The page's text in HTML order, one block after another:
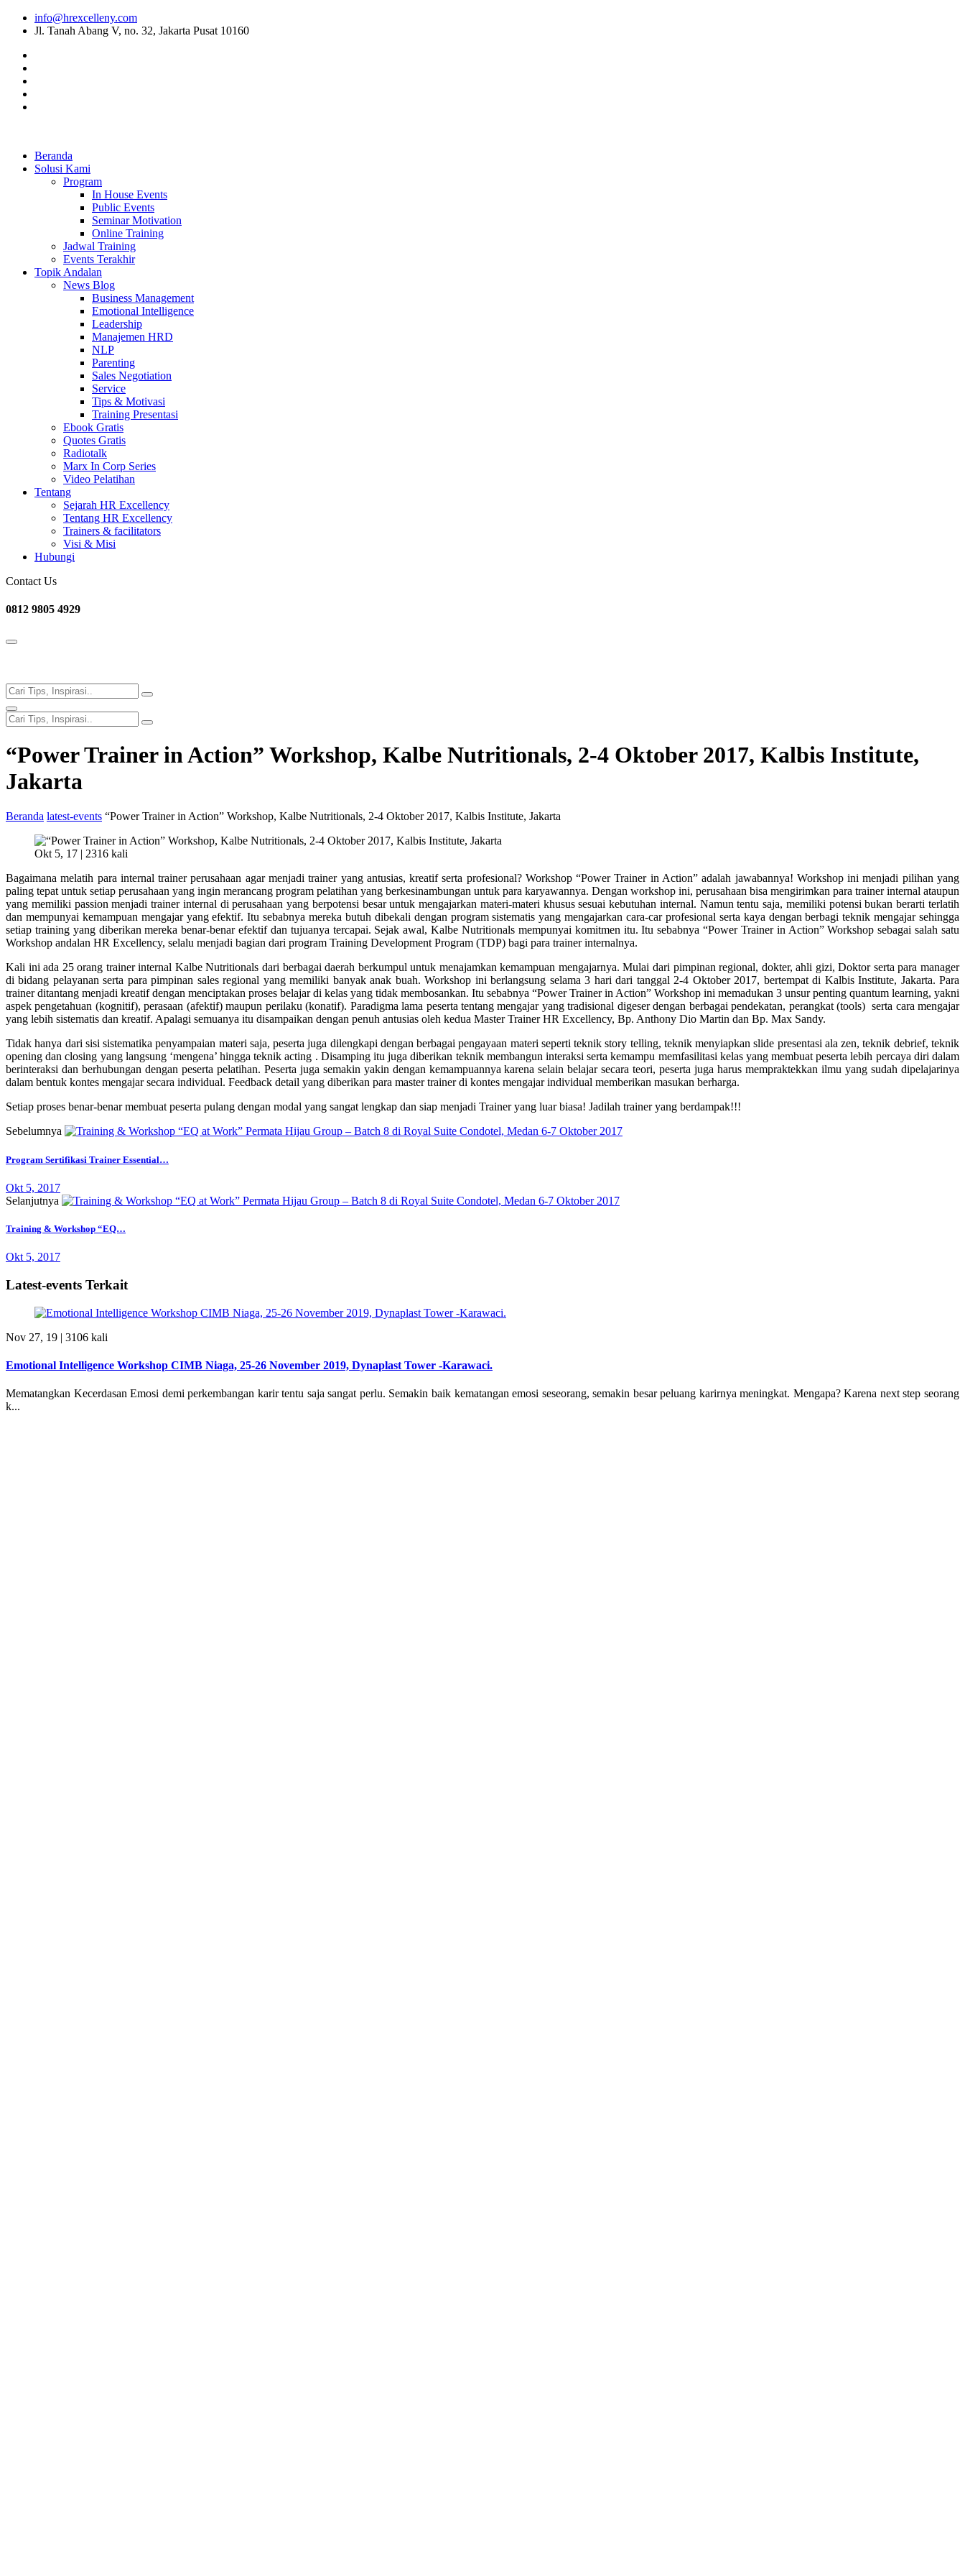
info@hrexcelleny.com
Jl. Tanah Abang V, no. 32, Jakarta Pusat 10160
Beranda
Solusi Kami
Program
In House Events
Public Events
Seminar Motivation
Online Training
Jadwal Training
Events Terakhir
Topik Andalan
News Blog
Business Management
Emotional Intelligence
Leadership
Manajemen HRD
NLP
Parenting
Sales Negotiation
Service
Tips & Motivasi
Training Presentasi
Ebook Gratis
Quotes Gratis
Radiotalk
Marx In Corp Series
Video Pelatihan
Tentang
Sejarah HR Excellency
Tentang HR Excellency
Trainers & facilitators
Visi & Misi
Hubungi
Contact Us
0812 9805 4929
“Power Trainer in Action” Workshop, Kalbe Nutritionals, 2-4 Oktober 2017, Kalbis Institute,
Jakarta
Beranda latest-events “Power Trainer in Action” Workshop, Kalbe Nutritionals, 2-4 Oktober 2017, Kalbis Institute, Jakarta
Okt 5, 17 | 2316 kali
Bagaimana melatih para internal trainer perusahaan agar menjadi trainer yang antusias, kreatif serta profesional? Workshop “Power Trainer in Action” adalah jawabannya! Workshop ini menjadi pilihan yang
paling tepat untuk setiap perusahaan yang ingin merancang program pelatihan yang berkesinambungan untuk para karyawannya. Dengan workshop ini, perusahaan bisa mengirimkan para trainer internal ataupun
yang memiliki passion menjadi trainer internal di perusahaan yang berpotensi besar untuk mengajarkan materi-materi khusus sesuai kebutuhan internal. Namun tentu saja, memiliki potensi bukan berarti terlatih
dan mempunyai kemampuan mengajar yang efektif. Itu sebabnya mereka butuh dibekali dengan program sistematis yang mengajarkan cara-car profesional serta kaya dengan berbagi teknik mengajar sehingga
setiap training yang diberikan mereka benar-benar efektif dan tujuanya tercapai. Sejak awal, Kalbe Nutritionals mempunyai komitmen itu. Itu sebabnya “Power Trainer in Action” Workshop sebagai salah satu
Workshop andalan HR Excellency, selalu menjadi bagian dari program Training Development Program (TDP) bagi para trainer internalnya.
Kali ini ada 25 orang trainer internal Kalbe Nutritionals dari berbagai daerah berkumpul untuk menajamkan kemampuan mengajarnya. Mulai dari pimpinan regional, dokter, ahli gizi, Doktor serta para manager
di bidang pelayanan serta para pimpinan sales regional yang memiliki banyak anak buah. Workshop ini berlangsung selama 3 hari dari tanggal 2-4 Oktober 2017, bertempat di Kalbis Institute, Jakarta. Para
trainer ditantang menjadi kreatif dengan menciptakan proses belajar di kelas yang tidak membosankan. Itu sebabnya “Power Trainer in Action” Workshop ini memadukan 3 unsur penting quantum learning, yakni
aspek pengetahuan (kognitif), perasaan (afektif) maupun perilaku (konatif). Paradigma lama peserta tentang mengajar yang tradisional digeser dengan berbagai pendekatan, perangkat (tools) serta cara mengajar
yang lebih sistematis dan kreatif. Apalagi semuanya itu disampaikan dengan penuh antusias oleh kedua Master Trainer HR Excellency, Bp. Anthony Dio Martin dan Bp. Max Sandy.
Tidak hanya dari sisi sistematika penyampaian materi saja, peserta juga dilengkapi dengan berbagai pengayaan materi seperti teknik story telling, teknik menyiapkan slide presentasi ala zen, teknik debrief, teknik
opening dan closing yang langsung ‘mengena’ hingga teknik acting . Disamping itu juga diberikan teknik membangun interaksi serta kemampu memfasilitasi kelas yang membuat peserta lebih percaya diri dalam
berinteraksi dan berhubungan dengan peserta pelatihan. Peserta juga semakin yakin dengan kemampuannya karena selain belajar secara teori, peserta juga harus mempraktekkan ilmu yang sudah dipelajarinya
dalam bentuk kontes mengajar secara individual. Feedback detail yang diberikan para master trainer di kontes mengajar individual memberikan masukan berharga.
Setiap proses benar-benar membuat peserta pulang dengan modal yang sangat lengkap dan siap menjadi Trainer yang luar biasa! Jadilah trainer yang berdampak!!!
Sebelumnya
Program Sertifikasi Trainer Essential…
Okt 5, 2017
Selanjutnya
Training & Workshop “EQ…
Okt 5, 2017
Latest-events Terkait
Nov 27, 19 | 3106 kali
Emotional Intelligence Workshop CIMB Niaga, 25-26 November 2019, Dynaplast Tower -Karawaci.
Mematangkan Kecerdasan Emosi demi perkembangan karir tentu saja sangat perlu. Semakin baik kematangan emosi seseorang, semakin besar peluang karirnya meningkat. Mengapa? Karena next step seorang
k...